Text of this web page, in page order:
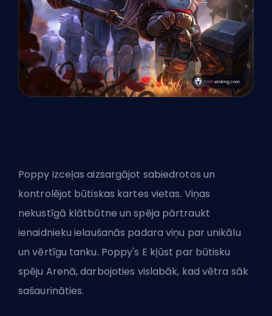
Poppy izceļas aizsargājot sabiedrotos un
kontrolējot būtiskas kartes vietas. Viņas
nekustīgā klātbūtne un spēja pārtraukt
ienaidnieku ielaušanās padara viņu par unikālu
un vērtīgu tanku. Poppy's E kļūst par būtisku
spēju Arenā, darbojoties vislabāk, kad vētra sāk
sašaurināties.